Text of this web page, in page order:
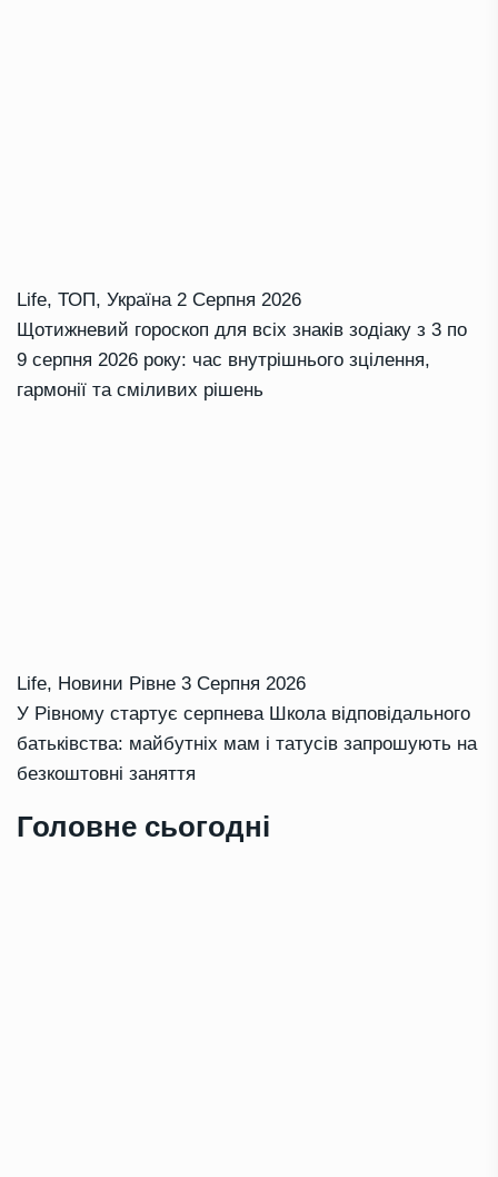
Life, ТОП, Україна 2 Серпня 2026
Щотижневий гороскоп для всіх знаків зодіаку з 3 по
9 серпня 2026 року: час внутрішнього зцілення,
гармонії та сміливих рішень
Life, Новини Рівне 3 Серпня 2026
У Рівному стартує серпнева Школа відповідального
батьківства: майбутніх мам і татусів запрошують на
безкоштовні заняття
Головне сьогодні